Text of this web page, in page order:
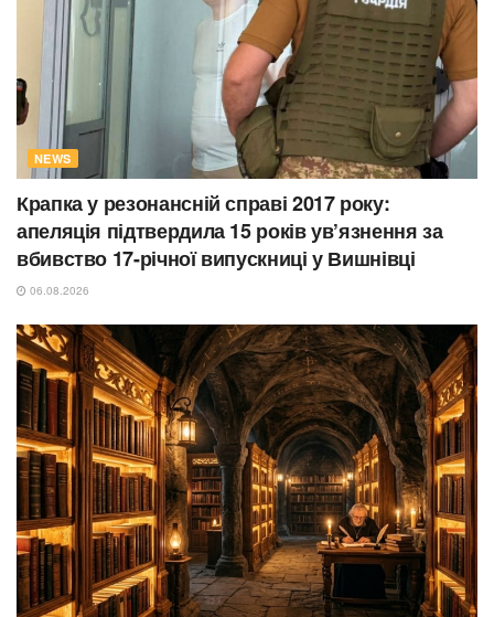
NEWS
Крапка у резонансній справі 2017 року:
апеляція підтвердила 15 років ув’язнення за
вбивство 17-річної випускниці у Вишнівці
06.08.2026